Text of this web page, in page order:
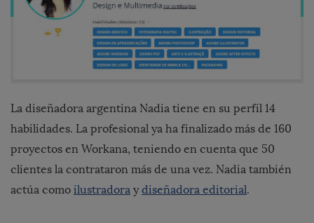
La diseñadora argentina Nadia tiene en su perfil 14
habilidades. La profesional ya ha finalizado más de 160
proyectos en Workana, teniendo en cuenta que 50
clientes la contrataron más de una vez. Nadia también
actúa como ilustradora ydiseñadora editorial.